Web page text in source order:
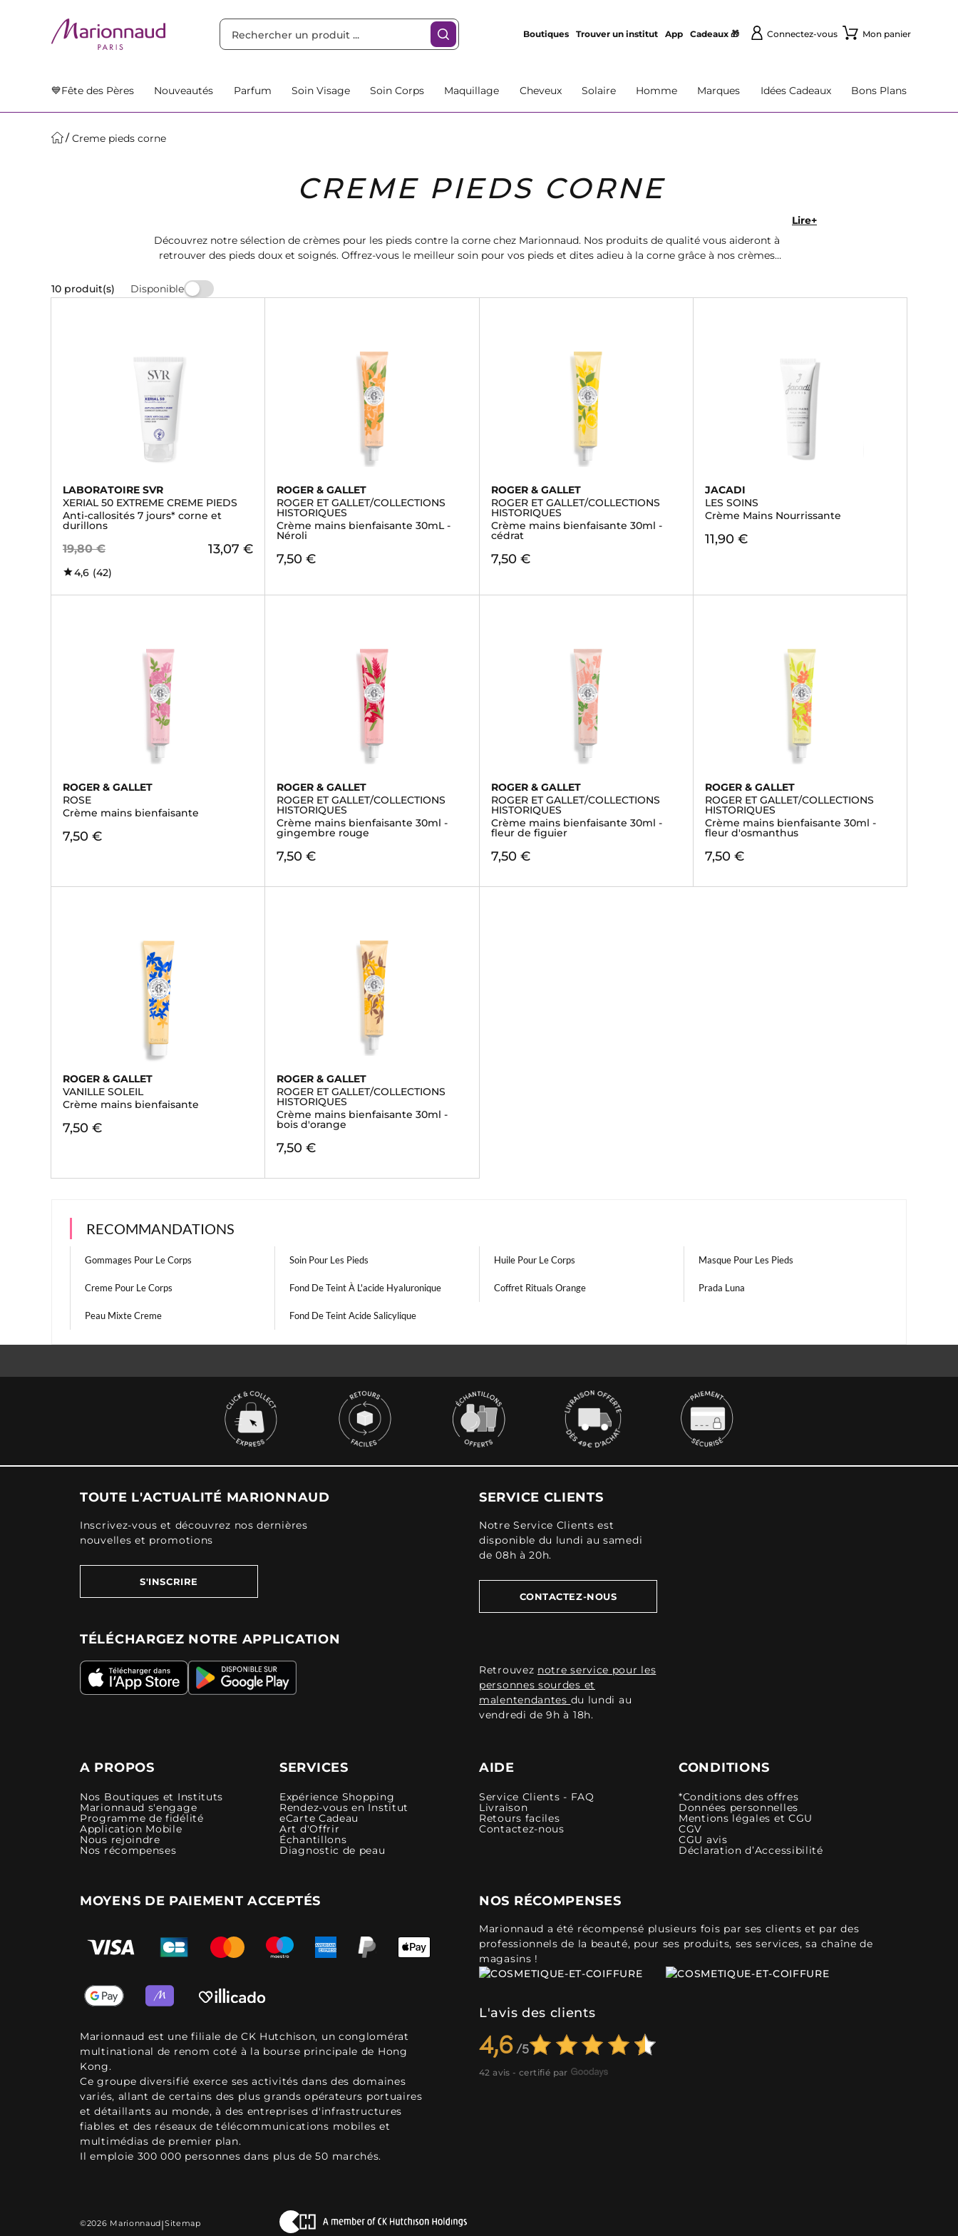
Boutiques Trouver un institut App Cadeaux 🎁 Connectez-vous Mon panier
💙Fête des Pères Nouveautés Parfum Soin Visage Soin Corps Maquillage Cheveux Solaire Homme Marques Idées Cadeaux Bons Plans
Creme pieds corne
CREME PIEDS CORNE
Découvrez notre sélection de crèmes pour les pieds contre la corne chez Marionnaud. Nos produits de qualité vous aideront à
retrouver des pieds doux et soignés. Offrez-vous le meilleur soin pour vos pieds et dites adieu à la corne grâce à nos crèmes
Lire+
10 produit(s) Disponible
LABORATOIRE SVR
XERIAL 50 EXTREME CREME PIEDS
Anti-callosités 7 jours* corne et
durillons
19,80 € 13,07 €
4,6 (42)
ROGER & GALLET
ROGER ET GALLET/COLLECTIONS
HISTORIQUES
Crème mains bienfaisante 30mL -
Néroli
7,50 €
ROGER & GALLET
ROGER ET GALLET/COLLECTIONS
HISTORIQUES
Crème mains bienfaisante 30ml -
cédrat
7,50 €
JACADI
LES SOINS
Crème Mains Nourrissante
11,90 €
ROGER & GALLET
ROSE
Crème mains bienfaisante
7,50 €
ROGER & GALLET
ROGER ET GALLET/COLLECTIONS
HISTORIQUES
Crème mains bienfaisante 30ml -
gingembre rouge
7,50 €
ROGER & GALLET
ROGER ET GALLET/COLLECTIONS
HISTORIQUES
Crème mains bienfaisante 30ml -
fleur de figuier
7,50 €
ROGER & GALLET
ROGER ET GALLET/COLLECTIONS
HISTORIQUES
Crème mains bienfaisante 30ml -
fleur d'osmanthus
7,50 €
ROGER & GALLET
VANILLE SOLEIL
Crème mains bienfaisante
7,50 €
ROGER & GALLET
ROGER ET GALLET/COLLECTIONS
HISTORIQUES
Crème mains bienfaisante 30ml -
bois d'orange
7,50 €
RECOMMANDATIONS
Gommages Pour Le Corps Soin Pour Les Pieds Huile Pour Le Corps Masque Pour Les Pieds
Creme Pour Le Corps Fond De Teint À L'acide Hyaluronique Coffret Rituals Orange Prada Luna
Peau Mixte Creme Fond De Teint Acide Salicylique
TOUTE L'ACTUALITÉ MARIONNAUD
Inscrivez-vous et découvrez nos dernières
nouvelles et promotions
S'INSCRIRE
TÉLÉCHARGEZ NOTRE APPLICATION
SERVICE CLIENTS
Notre Service Clients est
disponible du lundi au samedi
de 08h à 20h.
CONTACTEZ-NOUS
Retrouvez notre service pour les
personnes sourdes et
malentendantes du lundi au
vendredi de 9h à 18h.
A PROPOS
Nos Boutiques et Instituts
Marionnaud s'engage
Programme de fidélité
Application Mobile
Nous rejoindre
Nos récompenses
SERVICES
Expérience Shopping
Rendez-vous en Institut
eCarte Cadeau
Art d'Offrir
Échantillons
Diagnostic de peau
AIDE
Service Clients - FAQ
Livraison
Retours faciles
Contactez-nous
CONDITIONS
*Conditions des offres
Données personnelles
Mentions légales et CGU
CGV
CGU avis
Déclaration d’Accessibilité
MOYENS DE PAIEMENT ACCEPTÉS
Marionnaud est une filiale de CK Hutchison, un conglomérat
multinational de renom coté à la bourse principale de Hong
Kong.
Ce groupe diversifié exerce ses activités dans des domaines
variés, allant de certains des plus grands opérateurs portuaires
et détaillants au monde, à des entreprises d'infrastructures
fiables et des réseaux de télécommunications mobiles et
multimédias de premier plan.
Il emploie 300 000 personnes dans plus de 50 marchés.
NOS RÉCOMPENSES
Marionnaud a été récompensé plusieurs fois par ses clients et par des
professionnels de la beauté, pour ses produits, ses services, sa chaîne de
magasins !
L'avis des clients
4,6
42 avis - certifié par
©2026 Marionnaud|Sitemap